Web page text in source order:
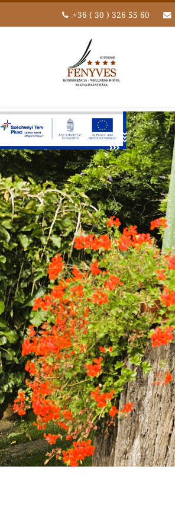
+36 ( 30 ) 326 55 60